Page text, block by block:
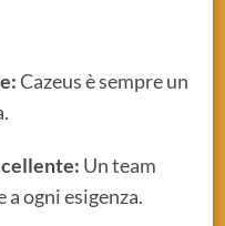
Cazeus è sempre un
Un team
ogni esigenza.